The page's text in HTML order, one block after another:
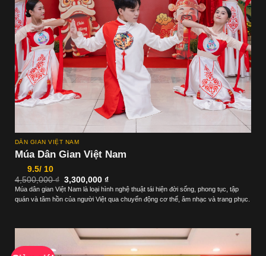
DÂN GIAN VIỆT NAM
Múa Dân Gian Việt Nam
9.5/ 10
4,500,000₫ Giá
gốc
là:
4,500,000 ₫.
3,300,000 ₫Giá
hiện
là:
Múa dân gian Việt Nam là loại hình nghệ thuật tái hiện đời sống, phong tục, tập
quán và tâm hồn của người Việt qua chuyển động cơ thể, âm nhạc và trang phục.